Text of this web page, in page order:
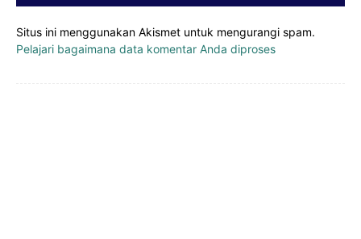
Situs ini menggunakan Akismet untuk mengurangi spam.
Pelajari bagaimana data komentar Anda diproses